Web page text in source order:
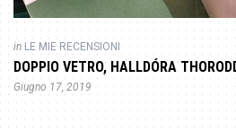
in LE MIE RECENSIONI
DOPPIO VETRO, HALLDÓRA
Giugno 17, 2019